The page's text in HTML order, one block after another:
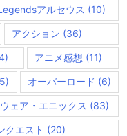
アルセウス (10)
アクション (36)
アニメ感想 (11)
オーバーロード (6)
ェア・エニックス (83)
クエスト (20)